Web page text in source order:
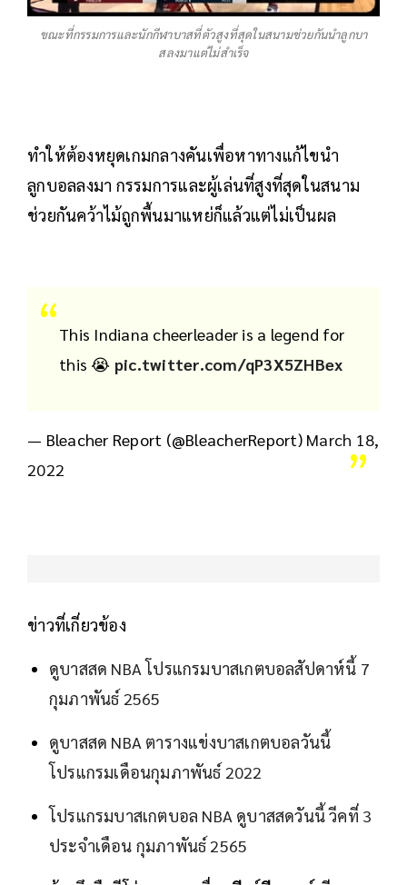
ขณะที่กรรมการและนักกีฬาบาสที่ตัวสูงที่สุดในสนามช่วยกันนำลูกบา
สลงมาแต่ไม่สำเร็จ
ทำให้ต้องหยุดเกมกลางคันเพื่อหาทางแก้ไขนำ
ลูกบอลลงมา กรรมการและผู้เล่นที่สูงที่สุดในสนาม
ช่วยกันคว้าไม้ถูกพื้นมาแหย่ก็แล้วแต่ไม่เป็นผล
This Indiana cheerleader is a legend for
this 😭 pic.twitter.com/qP3X5ZHBex
— Bleacher Report (@BleacherReport) March 18,
2022
ข่าวที่เกี่ยวข้อง
ดูบาสสด NBA โปรแกรมบาสเกตบอลสัปดาห์นี้ 7
กุมภาพันธ์ 2565
ดูบาสสด NBA ตารางแข่งบาสเกตบอลวันนี้
โปรแกรมเดือนกุมภาพันธ์ 2022
โปรแกรมบาสเกตบอล NBA ดูบาสสดวันนี้ วีคที่ 3
ประจำเดือน กุมภาพันธ์ 2565